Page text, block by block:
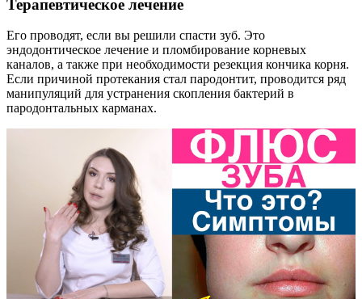
Терапевтическое лечение
Его проводят, если вы решили спасти зуб. Это
эндодонтическое лечение и пломбирование корневых
каналов, а также при необходимости резекция кончика корня.
Если причиной протекания стал пародонтит, проводится ряд
манипуляций для устранения скопления бактерий в
пародонтальных карманах.